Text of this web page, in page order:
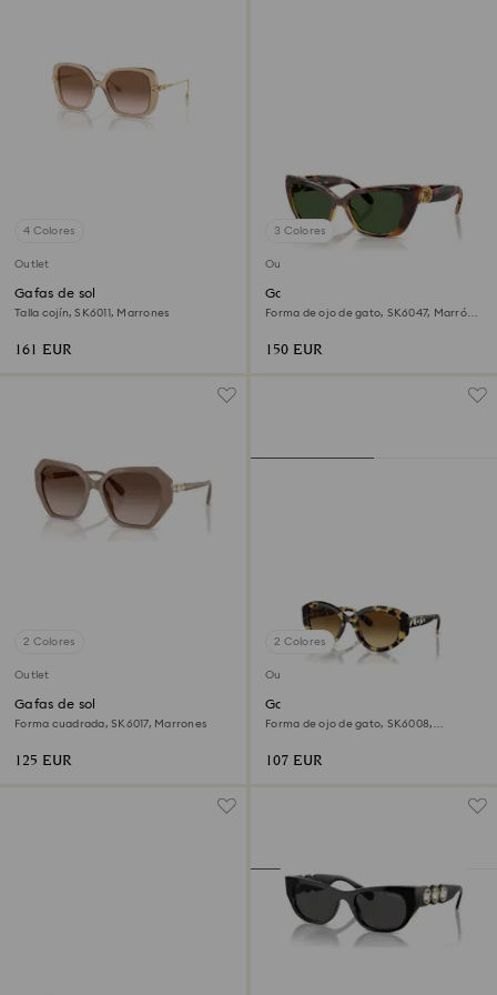
4 Colores
Outlet
Gafas de sol
Talla cojín, SK6011, Marrones
161 EUR
3 Colores
Outlet
Gafas de sol
Forma de ojo de gato, SK6047, Marrón
150 EUR
2 Colores
Outlet
Gafas de sol
Forma cuadrada, SK6017, Marrones
125 EUR
2 Colores
Outlet
Gafas de sol
Forma de ojo de gato, SK6008,
107 EUR